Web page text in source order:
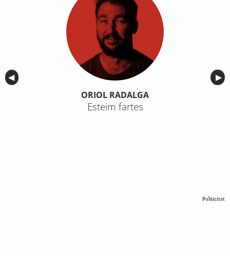
Anterior
◀︎ ▶︎
ORIOL RADALGA
Esteim fartes
Publicitat